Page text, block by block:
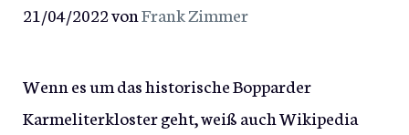
21/04/2022vonFrank Zimmer
Wenn es um das historische Bopparder
Karmeliterkloster geht, weiß auch Wikipedia